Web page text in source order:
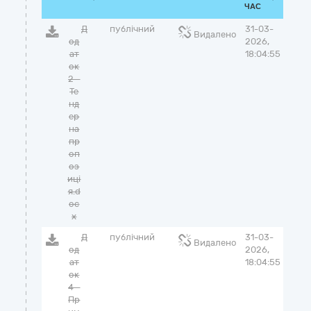
ЧАС
Д
од
ат
ок
2 -
Те
нд
ер
на
пр
оп
оз
иці
я.d
oc
x
публічний
Видалено
31-03-
2026,
18:04:55
Д
од
ат
ок
4 -
Пр
публічний
Видалено
31-03-
2026,
18:04:55